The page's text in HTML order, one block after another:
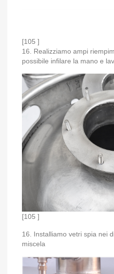
[105 ]
16. Realizziamo ampi
possibile infilare la mano e
[105 ]
16. Installiamo vetri spia nei
miscela